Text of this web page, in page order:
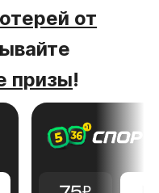
от
призы!